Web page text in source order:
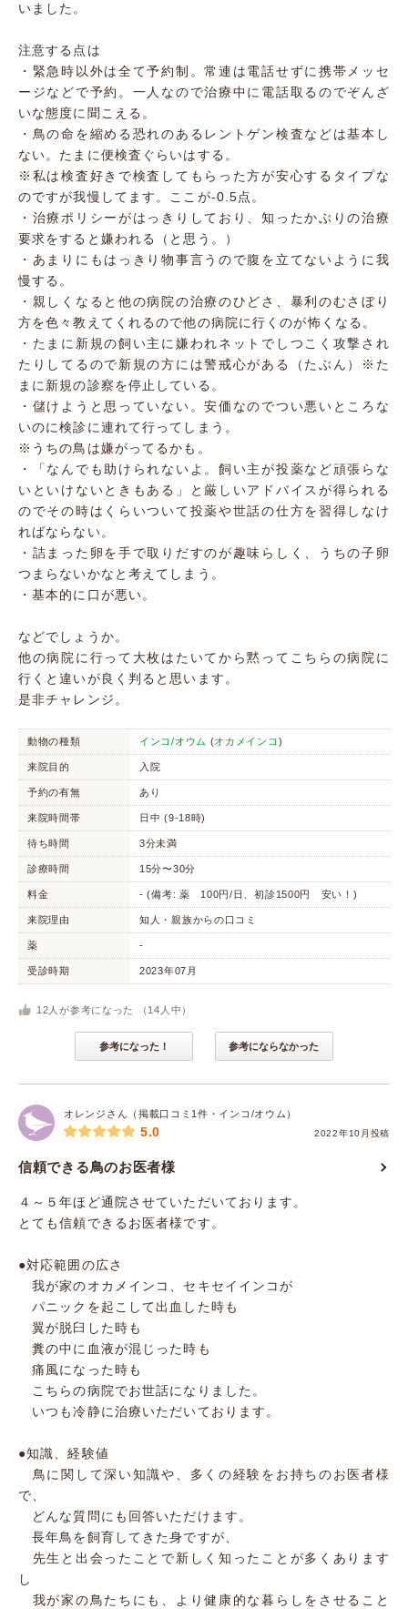
いました。
注意する点は
・緊急時以外は全て予約制。常連は電話せずに携帯メッセ
ージなどで予約。一人なので治療中に電話取るのでぞんざ
いな態度に聞こえる。
・鳥の命を縮める恐れのあるレントゲン検査などは基本し
ない。たまに便検査ぐらいはする。
※私は検査好きで検査してもらった方が安心するタイプな
のですが我慢してます。ここが-0.5点。
・治療ポリシーがはっきりしており、知ったかぶりの治療
要求をすると嫌われる（と思う。）
・あまりにもはっきり物事言うので腹を立てないように我
慢する。
・親しくなると他の病院の治療のひどさ、暴利のむさぼり
方を色々教えてくれるので他の病院に行くのが怖くなる。
・たまに新規の飼い主に嫌われネットでしつこく攻撃され
たりしてるので新規の方には警戒心がある（たぶん）※た
まに新規の診察を停止している。
・儲けようと思っていない。安価なのでつい悪いところな
いのに検診に連れて行ってしまう。
※うちの鳥は嫌がってるかも。
・「なんでも助けられないよ。飼い主が投薬など頑張らな
いといけないときもある」と厳しいアドバイスが得られる
のでその時はくらいついて投薬や世話の仕方を習得しなけ
ればならない。
・詰まった卵を手で取りだすのが趣味らしく、うちの子卵
つまらないかなと考えてしまう。
・基本的に口が悪い。
などでしょうか。
他の病院に行って大枚はたいてから黙ってこちらの病院に
行くと違いが良く判ると思います。
是非チャレンジ。
動物の種類 インコ/オウム (オカメインコ )
来院目的 入院
予約の有無 あり
来院時間帯 日中 (9-18時)
待ち時間 3分未満
診療時間 15分〜30分
料金 - (備考: 薬 100円/日、初診1500円 安い！)
来院理由 知人・親族からの口コミ
薬 -
受診時期 2023年07月
12 人が参考になった （ 14 人中）
参考になった！ 参考にならなかった
オレンジさん（掲載口コミ1件・インコ/オウム）
2022年10月投稿
5.0
信頼できる鳥のお医者様
４～５年ほど通院させていただいております。
とても信頼できるお医者様です。
●対応範囲の広さ
我が家のオカメインコ、セキセイインコが
パニックを起こして出血した時も
翼が脱臼した時も
糞の中に血液が混じった時も
痛風になった時も
こちらの病院でお世話になりました。
いつも冷静に治療いただいております。
●知識、経験値
鳥に関して深い知識や、多くの経験をお持ちのお医者様
で、
どんな質問にも回答いただけます。
長年鳥を飼育してきた身ですが、
先生と出会ったことで新しく知ったことが多くあります
し
我が家の鳥たちにも、より健康的な暮らしをさせること